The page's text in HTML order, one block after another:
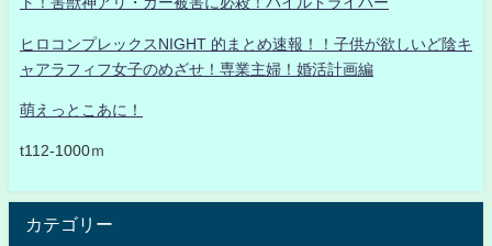
ヒロコンプレックスNIGHT 的まとめ速報！！子供が欲しいど陰キ
ャアラフィフ女子のめざせ！専業主婦！婚活計画編
萌えっとこあに！
t112-1000ｍ
カテゴリー